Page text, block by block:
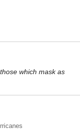
which mask as